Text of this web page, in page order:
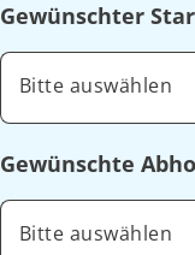
Gewünschter
Bitte auswählen
Gewünschte
Bitte auswählen